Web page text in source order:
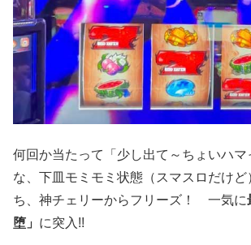
何回か当たって「少し出て～ちょいハマ
な、下皿モミモミ状態（スマスロだけ
ち、神チェリーからフリーズ！ 一気に
堕」 に突入!!